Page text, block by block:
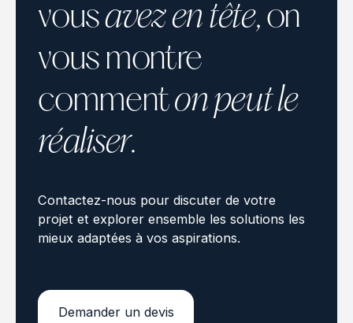
vousavez en tête, on
vous montre
commenton peut le
réaliser.
Contactez-nous pour discuter de votre
projet et explorer ensemble les solutions les
mieux adaptées à vos aspirations.
Demander un devis
Demander un devis